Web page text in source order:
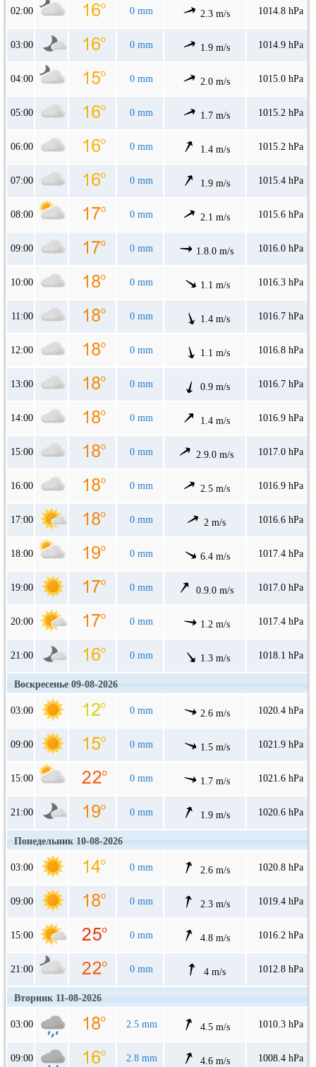
02:00 0 mm 2.3 m/s 1014.8 hPa
03:00 0 mm 1.9 m/s 1014.9 hPa
04:00 0 mm 2.0 m/s 1015.0 hPa
05:00 0 mm 1.7 m/s 1015.2 hPa
06:00 0 mm 1.4 m/s 1015.2 hPa
07:00 0 mm 1.9 m/s 1015.4 hPa
08:00 0 mm 2.1 m/s 1015.6 hPa
09:00 0 mm 1.8.0 m/s 1016.0 hPa
10:00 0 mm 1.1 m/s 1016.3 hPa
11:00 0 mm 1.4 m/s 1016.7 hPa
12:00 0 mm 1.1 m/s 1016.8 hPa
13:00 0 mm 0.9 m/s 1016.7 hPa
14:00 0 mm 1.4 m/s 1016.9 hPa
15:00 0 mm 2.9.0 m/s 1017.0 hPa
16:00 0 mm 2.5 m/s 1016.9 hPa
17:00 0 mm 2 m/s 1016.6 hPa
18:00 0 mm 6.4 m/s 1017.4 hPa
19:00 0 mm 0.9.0 m/s 1017.0 hPa
20:00 0 mm 1.2 m/s 1017.4 hPa
21:00 0 mm 1.3 m/s 1018.1 hPa
Воскресенье 09-08-2026
03:00 0 mm 2.6 m/s 1020.4 hPa
09:00 0 mm 1.5 m/s 1021.9 hPa
15:00 0 mm 1.7 m/s 1021.6 hPa
21:00 0 mm 1.9 m/s 1020.6 hPa
Понедельник 10-08-2026
03:00 0 mm 2.6 m/s 1020.8 hPa
09:00 0 mm 2.3 m/s 1019.4 hPa
15:00 0 mm 4.8 m/s 1016.2 hPa
21:00 0 mm 4 m/s 1012.8 hPa
Вторник 11-08-2026
03:00 2.5 mm 4.5 m/s 1010.3 hPa
09:00 2.8 mm 4.6 m/s 1008.4 hPa